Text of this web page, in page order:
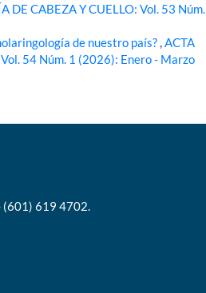
DE CABEZA Y CUELLO: Vol. 53 Núm.
de nuestro país?,ACTA
54 Núm. 1 (2026): Enero - Marzo
(601) 619 4702.